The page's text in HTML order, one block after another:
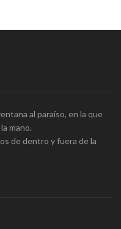
al paraíso, en la que
mano.
de dentro y fuera de la